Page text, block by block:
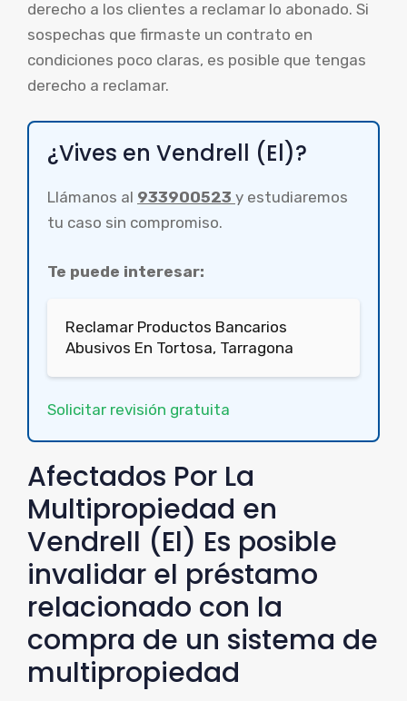
derecho a los clientes a reclamar lo abonado. Si
sospechas que firmaste un contrato en
condiciones poco claras, es posible que tengas
derecho a reclamar.
¿Vives en Vendrell (El)?
Llámanos al 933900523 y estudiaremos
tu caso sin compromiso.
Te puede interesar:
Reclamar Productos Bancarios
Abusivos En Tortosa, Tarragona
Solicitar revisión gratuita
Afectados Por La
Multipropiedad en
Vendrell (El) Es posible
invalidar el préstamo
relacionado con la
compra de un sistema de
multipropiedad